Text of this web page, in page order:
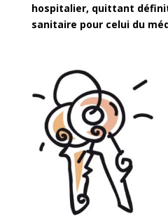
hospitalier, quittant
sanitaire pour celui du